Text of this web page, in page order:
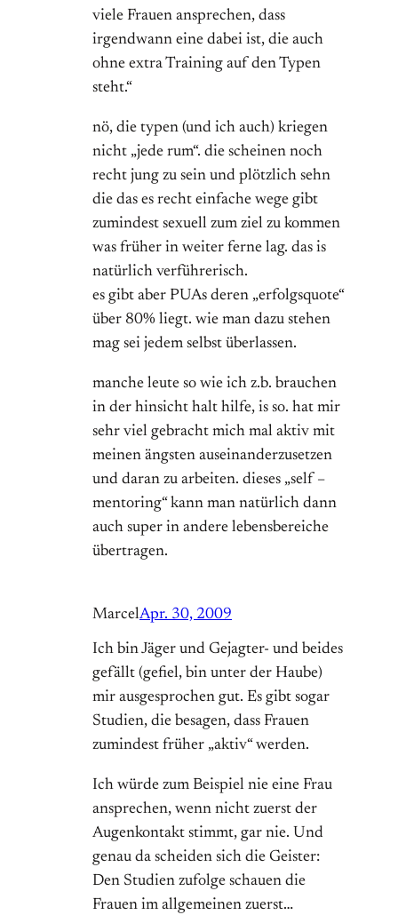
viele Frauen ansprechen, dass
irgendwann eine dabei ist, die auch
ohne extra Training auf den Typen
steht.“
nö, die typen (und ich auch) kriegen
nicht „jede rum“. die scheinen noch
recht jung zu sein und plötzlich sehn
die das es recht einfache wege gibt
zumindest sexuell zum ziel zu kommen
was früher in weiter ferne lag. das is
natürlich verführerisch.
es gibt aber PUAs deren „erfolgsquote“
über 80% liegt. wie man dazu stehen
mag sei jedem selbst überlassen.
manche leute so wie ich z.b. brauchen
in der hinsicht halt hilfe, is so. hat mir
sehr viel gebracht mich mal aktiv mit
meinen ängsten auseinanderzusetzen
und daran zu arbeiten. dieses „self –
mentoring“ kann man natürlich dann
auch super in andere lebensbereiche
übertragen.
MarcelApr. 30, 2009
Ich bin Jäger und Gejagter- und beides
gefällt (gefiel, bin unter der Haube)
mir ausgesprochen gut. Es gibt sogar
Studien, die besagen, dass Frauen
zumindest früher „aktiv“ werden.
Ich würde zum Beispiel nie eine Frau
ansprechen, wenn nicht zuerst der
Augenkontakt stimmt, gar nie. Und
genau da scheiden sich die Geister:
Den Studien zufolge schauen die
Frauen im allgemeinen zuerst…